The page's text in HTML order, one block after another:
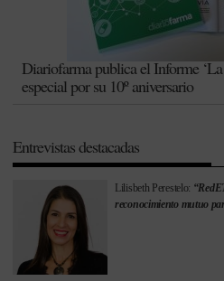
Diariofarma publica el Informe
especial por su 10º aniversario
Entrevistas destacadas
Lilisbeth Perestelo:
reconocimiento mutuo